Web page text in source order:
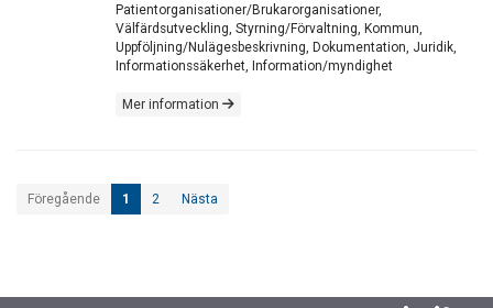
Patientorganisationer/Brukarorganisationer,
Välfärdsutveckling, Styrning/Förvaltning, Kommun,
Uppföljning/Nulägesbeskrivning, Dokumentation, Juridik,
Informationssäkerhet, Information/myndighet
Mer information
Föregående 1 2 Nästa